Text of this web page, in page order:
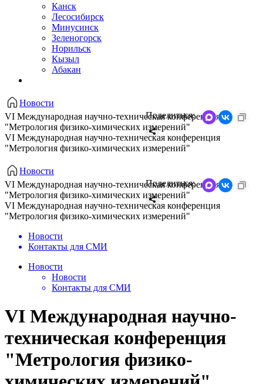
Канск
Лесосибирск
Минусинск
Зеленогорск
Норильск
Кызыл
Абакан
Новости
VI Международная научно-техническая конференция
"Метрология физико-химических измерений"
VI Международная научно-техническая конференция
"Метрология физико-химических измерений"
Поделиться:
Новости
VI Международная научно-техническая конференция
"Метрология физико-химических измерений"
VI Международная научно-техническая конференция
"Метрология физико-химических измерений"
Поделиться:
Новости
Контакты для СМИ
Новости
Новости
Контакты для СМИ
VI Международная научно-
техническая конференция
"Метрология физико-